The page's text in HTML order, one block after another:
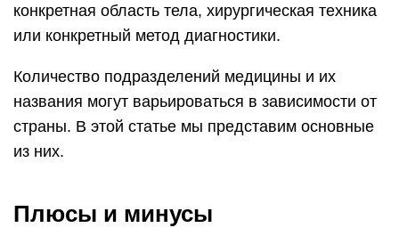
конкретная область тела, хирургическая техника
или конкретный метод диагностики.
Количество подразделений медицины и их
названия могут варьироваться в зависимости от
страны. В этой статье мы представим основные
из них.
Плюсы и минусы